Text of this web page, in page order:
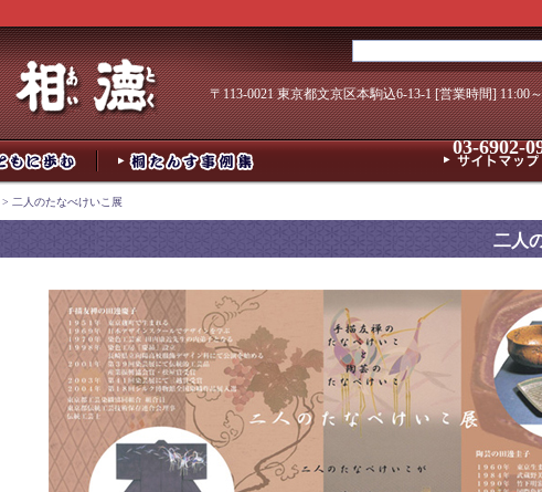
〒113-0021 東京都文京区本駒込6-13-1 [営業時間] 11:00
03-6902-
> 二人のたなべけいこ展
二人